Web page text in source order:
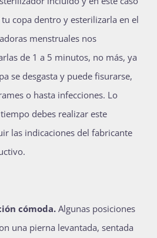
copa dentro y esterilizarla en el
menstruales nos
de 1 a 5 minutos, no más, ya
se desgasta y puede fisurarse,
o hasta infecciones. Lo
debes realizar este
las indicaciones del fabricante
cómoda. Algunas posiciones
una pierna levantada, sentada